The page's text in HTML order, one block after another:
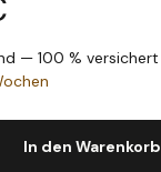
— 100 % versichert
In den Warenkorb